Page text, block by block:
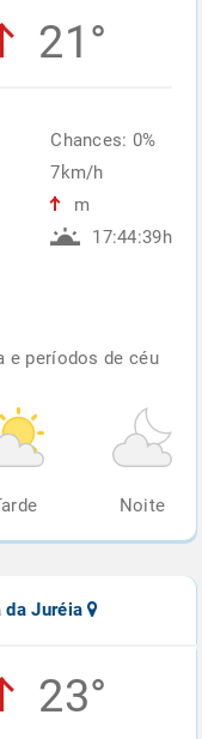
21°
Chances: 0%
7km/h
m
17:44:39h
e períodos de céu
Noite
da Juréia
23°